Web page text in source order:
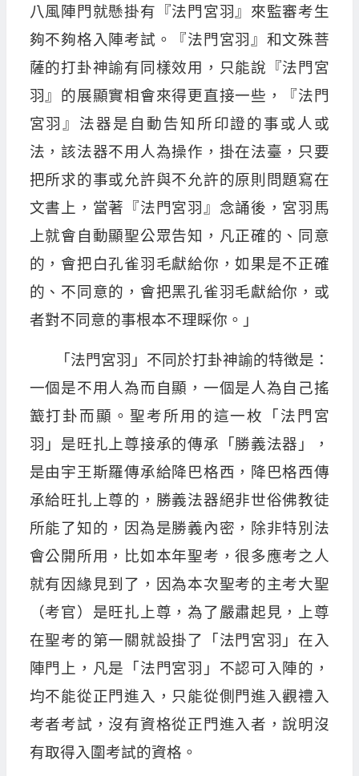
八風陣門就懸掛有『法門宮羽』來監審考生
夠不夠格入陣考試。『法門宮羽』和文殊菩
薩的打卦神諭有同樣效用，只能說『法門宮
羽』的展顯實相會來得更直接一些，『法門
宮羽』法器是自動告知所印證的事或人或
法，該法器不用人為操作，掛在法臺，只要
把所求的事或允許與不允許的原則問題寫在
文書上，當著『法門宮羽』念誦後，宮羽馬
上就會自動顯聖公眾告知，凡正確的、同意
的，會把白孔雀羽毛獻給你，如果是不正確
的、不同意的，會把黑孔雀羽毛獻給你，或
者對不同意的事根本不理睬你。」
「法門宮羽」不同於打卦神諭的特徴是：
一個是不用人為而自顯，一個是人為自己搖
籖打卦而顯。聖考所用的這一枚「法門宮
羽」是旺扎上尊接承的傳承「勝義法器」，
是由宇王斯羅傳承給降巴格西，降巴格西傳
承給旺扎上尊的，勝義法器絕非世俗佛教徒
所能了知的，因為是勝義內密，除非特別法
會公開所用，比如本年聖考，很多應考之人
就有因緣見到了，因為本次聖考的主考大聖
（考官）是旺扎上尊，為了嚴肅起見，上尊
在聖考的第一關就設掛了「法門宮羽」在入
陣門上，凡是「法門宮羽」不認可入陣的，
均不能從正門進入，只能從側門進入觀禮入
考者考試，沒有資格從正門進入者，說明沒
有取得入圍考試的資格。